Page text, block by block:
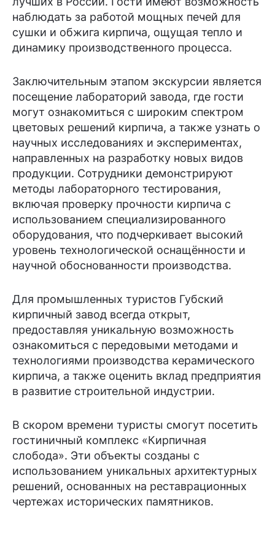
наблюдать за работой мощных печей для
сушки и обжига кирпича, ощущая тепло и
динамику производственного процесса.
Заключительным этапом экскурсии является
посещение лабораторий завода, где гости
могут ознакомиться с широким спектром
цветовых решений кирпича, а также узнать о
научных исследованиях и экспериментах,
направленных на разработку новых видов
продукции. Сотрудники демонстрируют
методы лабораторного тестирования,
включая проверку прочности кирпича с
использованием специализированного
оборудования, что подчеркивает высокий
уровень технологической оснащённости и
научной обоснованности производства.
Для промышленных туристов Губский
кирпичный завод всегда открыт,
предоставляя уникальную возможность
ознакомиться с передовыми методами и
технологиями производства керамического
кирпича, а также оценить вклад предприятия
в развитие строительной индустрии.
В скором времени туристы смогут посетить
гостиничный комплекс «Кирпичная
слобода». Эти объекты созданы с
использованием уникальных архитектурных
решений, основанных на реставрационных
чертежах исторических памятников.